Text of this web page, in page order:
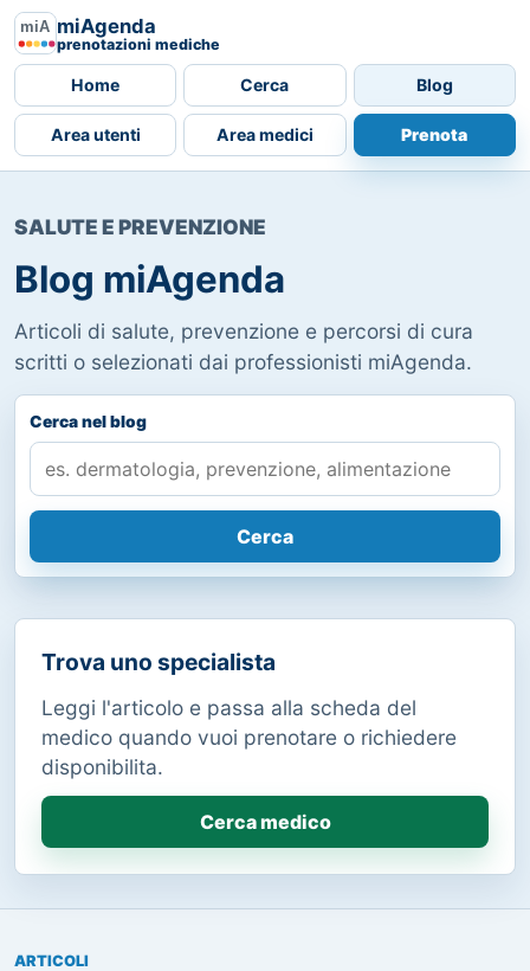
miAgenda
prenotazioni mediche
Home Cerca Blog
Area utenti Area medici Prenota
SALUTE E PREVENZIONE
Blog miAgenda
Articoli di salute, prevenzione e percorsi di cura
scritti o selezionati dai professionisti miAgenda.
Cerca nel blog
Cerca
Trova uno specialista
Leggi l'articolo e passa alla scheda del
medico quando vuoi prenotare o richiedere
disponibilita.
Cerca medico
ARTICOLI